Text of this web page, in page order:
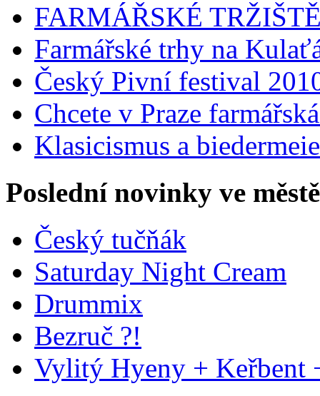
FARMÁŘSKÉ
Farmářské trhy na
Český Pivní festival
Chcete v Praze
Klasicismus a
Poslední novinky ve městě
Český tučňák
Saturday Night Cream
Drummix
Bezruč ?!
Vylitý Hyeny + Keřbent